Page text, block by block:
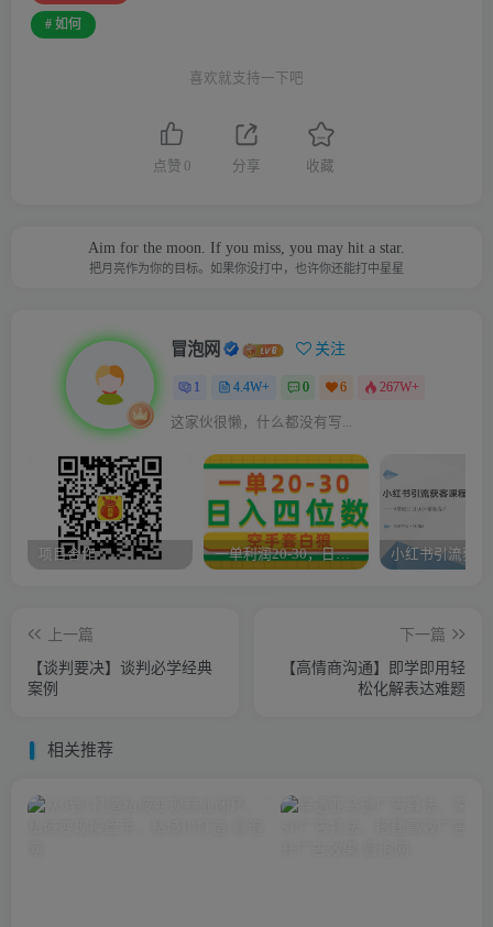
# 如何
喜欢就支持一下吧
点赞 0 分享 收藏
Aim for the moon. If you miss, you may hit a star.
把月亮作为你的目标。如果你没打中，也许你还能打中星星
冒泡网 关注
1 4.4W+ 0 6 267W+
这家伙很懒，什么都没有写...
项目合作 一单利润20-30，日入四位数，空手套白狼，只要做就能赚，简单无套路
上一篇
【谈判要决】谈判必学经典
案例
下一篇
【高情商沟通】即学即用轻
松化解表达难题
相关推荐